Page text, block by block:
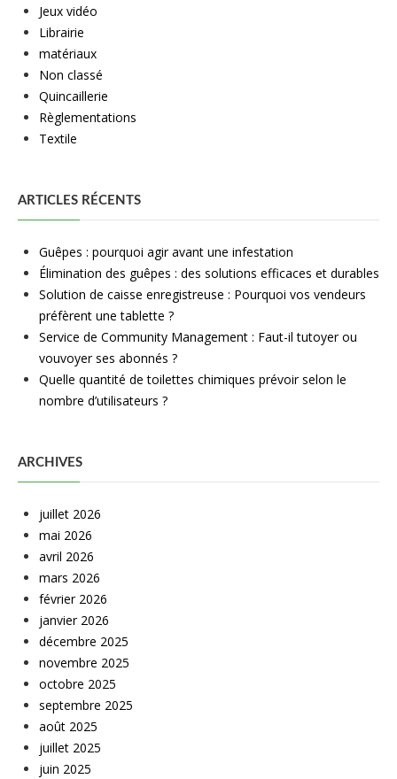
Jeux vidéo
Librairie
matériaux
Non classé
Quincaillerie
Règlementations
Textile
ARTICLES RÉCENTS
Guêpes : pourquoi agir avant une infestation
Élimination des guêpes : des solutions efficaces et durables
Solution de caisse enregistreuse : Pourquoi vos vendeurs
préfèrent une tablette ?
Service de Community Management : Faut-il tutoyer ou
vouvoyer ses abonnés ?
Quelle quantité de toilettes chimiques prévoir selon le
nombre d’utilisateurs ?
ARCHIVES
juillet 2026
mai 2026
avril 2026
mars 2026
février 2026
janvier 2026
décembre 2025
novembre 2025
octobre 2025
septembre 2025
août 2025
juillet 2025
juin 2025